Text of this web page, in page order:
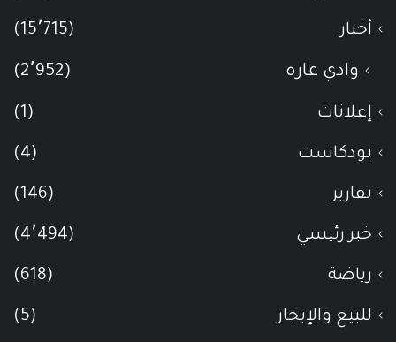
أخبار (15٬715)
وادي عاره (2٬952)
إعلانات (1)
بودكاست (4)
تقارير (146)
خبر رئيسي (4٬494)
رياضة (618)
للبيع والإيجار (5)